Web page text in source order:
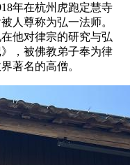
年在杭州虎跑定慧寺
人尊称为弘一法师。
他对律宗的研究与弘
，被佛教弟子奉为律
著名的高僧。